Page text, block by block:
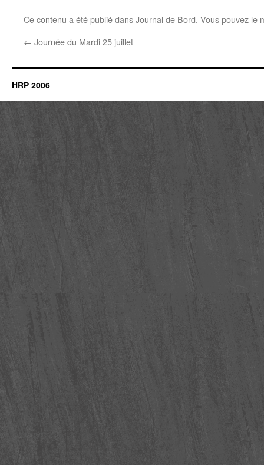
Ce contenu a été publié dansJournal de Bord. Vous pouvez le
← Journée du Mardi 25 juillet
HRP 2006